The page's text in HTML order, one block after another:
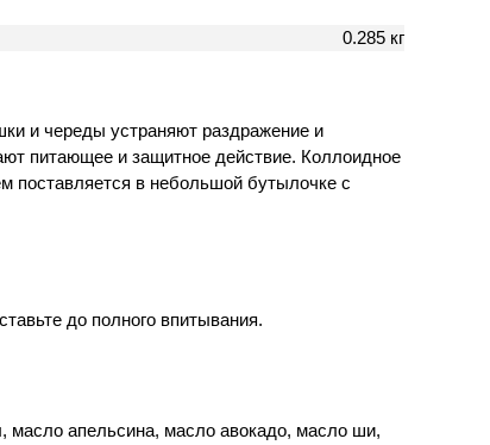
0.285 кг
и череды устраняют раздражение и
питающее и защитное действие. Коллоидное
поставляется в небольшой бутылочке с
до полного впитывания.
масло апельсина, масло авокадо, масло ши,